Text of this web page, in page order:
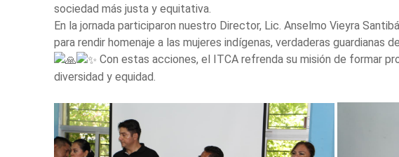
sociedad más justa y equitativa.
En la jornada participaron nuestro Director, Lic. Anselmo Vieyra
para rendir homenaje a las mujeres indígenas, verdaderas
Con estas acciones, el ITCA refrenda su misión de formar
diversidad y equidad.